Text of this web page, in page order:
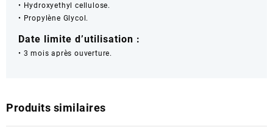
• Hydroxyethyl cellulose.
• Propylène Glycol.
Date limite d’utilisation :
• 3 mois après ouverture.
Produits similaires